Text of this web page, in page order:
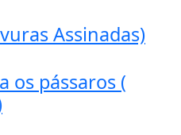
Assinadas)
os pássaros (